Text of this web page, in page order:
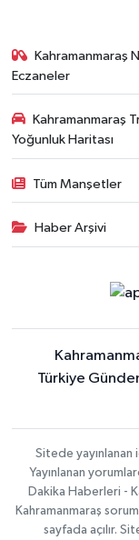
Kahramanmaraş
Eczaneler
Kahramanmaraş
Yoğunluk Haritası
Tüm Manşetler
Haber Arşivi
Türkiye
Sitede yayınlanan
Yayınlanan
Dakika Haberleri -
Kahramanmaraş
sayfada açılır.